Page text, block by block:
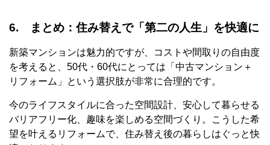
6. まとめ：住み替えで「第二の人生」を快適に
新築マンションは魅力的ですが、コストや間取りの自由度
を考えると、50代・60代にとっては「中古マンション＋
リフォーム」という選択肢が非常に合理的です。
今のライフスタイルに合った空間設計、安心して暮らせる
バリアフリー化、趣味を楽しめる空間づくり。こうした希
望を叶えるリフォームで、住み替え後の暮らしはぐっと快